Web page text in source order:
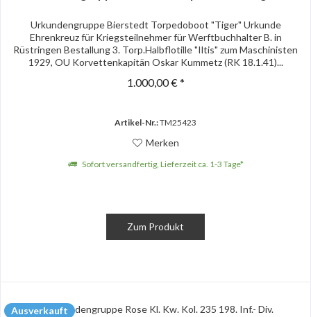
Urkundengruppe Bierstedt Torpedoboot "Tiger" Urkunde
Ehrenkreuz für Kriegsteilnehmer für Werftbuchhalter B. in
Rüstringen Bestallung 3. Torp.Halbflotille "Iltis" zum Maschinisten
1929, OU Korvettenkapitän Oskar Kummetz (RK 18.1.41)...
1.000,00 € *
Artikel-Nr.:TM25423
Merken
Sofort versandfertig, Lieferzeit ca. 1-3 Tage*
Zum Produkt
Ausverkauft